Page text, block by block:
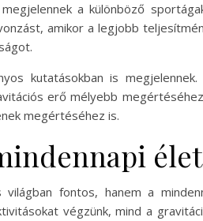
a különböző
amikor a legjobb
kutatásokban is
erő mélyebb
megértéséhez is.
élet
világban fontos, hanem a
végzünk, mind a